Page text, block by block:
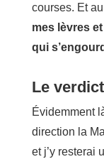
courses. Et
mes lèvres
qui
Le verdict
Évidemment
direction la
et j’y resterai